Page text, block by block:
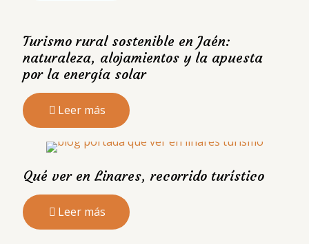
Turismo rural sostenible en Jaén:
naturaleza, alojamientos y la apuesta
por la energía solar
Leer más
Qué ver en Linares, recorrido turístico
Leer más